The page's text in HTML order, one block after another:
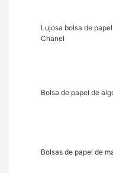
Lujosa bolsa de
Chanel
Bolsa de papel de
Bolsas de papel de